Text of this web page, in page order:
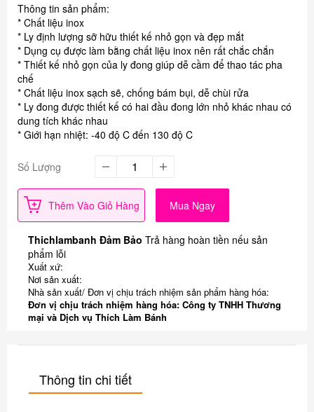
Thông tin sản phẩm:
* Chất liệu inox
* Ly định lượng sỡ hữu thiết kế nhỏ gọn và đẹp mắt
* Dụng cụ được làm bằng chất liệu inox nên rất chắc chắn
* Thiết kế nhỏ gọn của ly đong giúp dễ cầm để thao tác pha
chế
* Chất liệu inox sạch sẽ, chống bám bụi, dễ chùi rửa
* Ly đong được thiết kế có hai đầu đong lớn nhỏ khác nhau có
dung tích khác nhau
* Giới hạn nhiệt: -40 độ C đến 130 độ C
Số Lượng
Thêm Vào Giỏ Hàng Mua Ngay
Thichlambanh Đảm Bảo Trả hàng hoàn tiền nếu sản
phẩm lỗi
Xuất xứ:
Nơi sản xuất:
Nhà sản xuất/ Đơn vị chịu trách nhiệm sản phẩm hàng hóa:
Đơn vị chịu trách nhiệm hàng hóa: Công ty TNHH Thương
mại và Dịch vụ Thích Làm Bánh
Thông tin chi tiết